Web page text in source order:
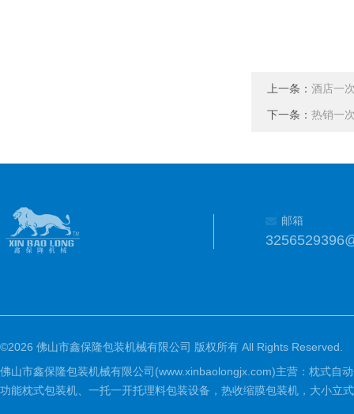
上一条： 酒店一
下一条： 热销一
邮箱
©2026 佛山市鑫保隆包装机械有限公司 版权所有 All Rights Reserved.
佛山市鑫保隆包装机械有限公司(www.xinbaolongjx.com)主营：枕式自
功能枕式包装机、一托一开托理料包装设备，热收缩膜包装机，大小立